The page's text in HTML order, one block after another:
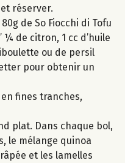
réserver.
de So Fiocchi di Tofu
¼ de citron, 1 cc d’huile
ou de persil
pour obtenir un
fines tranches,
plat. Dans chaque bol,
le mélange quinoa
et les lamelles